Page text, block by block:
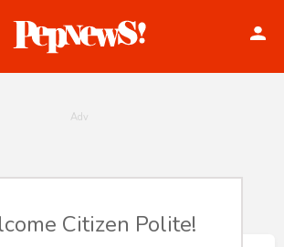
Citizen Polite!